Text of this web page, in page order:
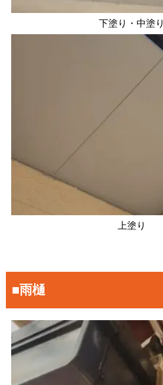
下塗り・中塗り
上塗り
■雨樋